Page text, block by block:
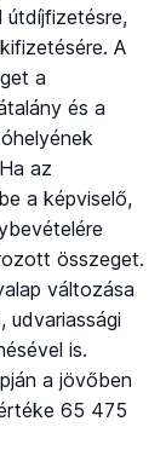
útdíjfizetésre,
A
a
és a
az
a képviselő,
összeget.
változása
udvariassági
is.
a jövőben
65 475